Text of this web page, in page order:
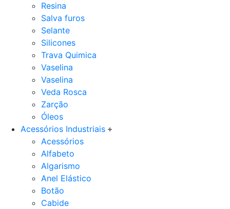
Resina
Salva furos
Selante
Silicones
Trava Quimica
Vaselina
Vaselina
Veda Rosca
Zarção
Óleos
Acessórios Industriais
Acessórios
Alfabeto
Algarismo
Anel Elástico
Botão
Cabide